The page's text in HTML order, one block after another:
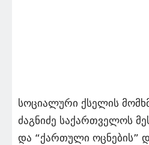
სოციალური ქსელის
ძაგნიძე საქართველოს
და “ქართული ოცნების”